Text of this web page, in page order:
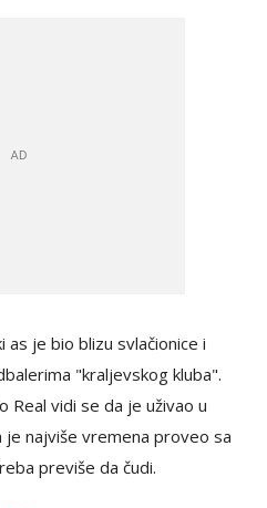
je bio blizu svlačionice i
"kraljevskog kluba".
Real vidi se da je uživao u
najviše vremena proveo sa
previše da čudi.